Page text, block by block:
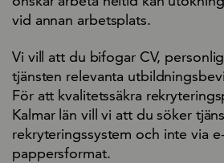
vid annan arbetsplats.
Vi vill att du bifogar CV,
tjänsten relevanta
För att kvalitetssäkra
Kalmar län vill vi att du söker
rekryteringssystem och inte via
pappersformat.